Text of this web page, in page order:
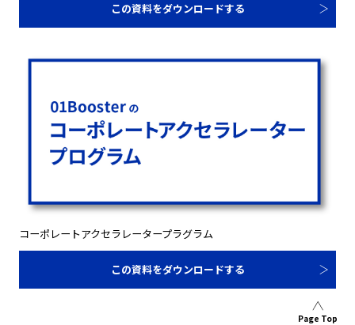
この資料をダウンロードする
コーポレートアクセラレータープラグラム
この資料をダウンロードする
Page Top